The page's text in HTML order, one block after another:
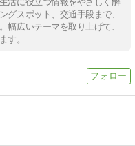
グスポット、交通手段まで、
幅広いテーマを取り上げて、
す。